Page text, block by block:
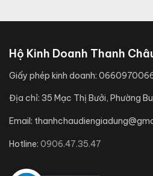
Hộ Kinh Doanh Thanh
Giấy phép kinh doanh:
Địa chỉ: 35 Mạc Thị Bưởi, Phường
Email:
Hotline: 0906.47.35.47